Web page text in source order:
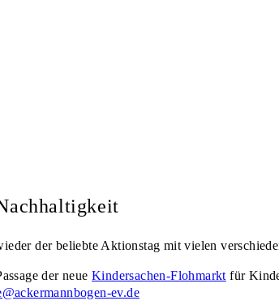
der beliebte Aktionstag mit vielen
der neue Kindersachen-Flohmarkt für
ev.de